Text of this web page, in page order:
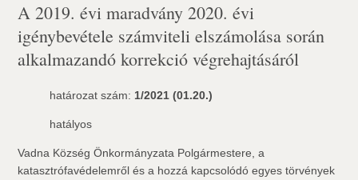
A 2019. évi maradvány 2020. évi
igénybevétele számviteli elszámolása során
alkalmazandó korrekció végrehajtásáról
határozat szám: 1/2021 (01.20.)
hatályos
Vadna Község Önkormányzata Polgármestere, a
katasztrófavédelemről és a hozzá kapcsolódó egyes törvények